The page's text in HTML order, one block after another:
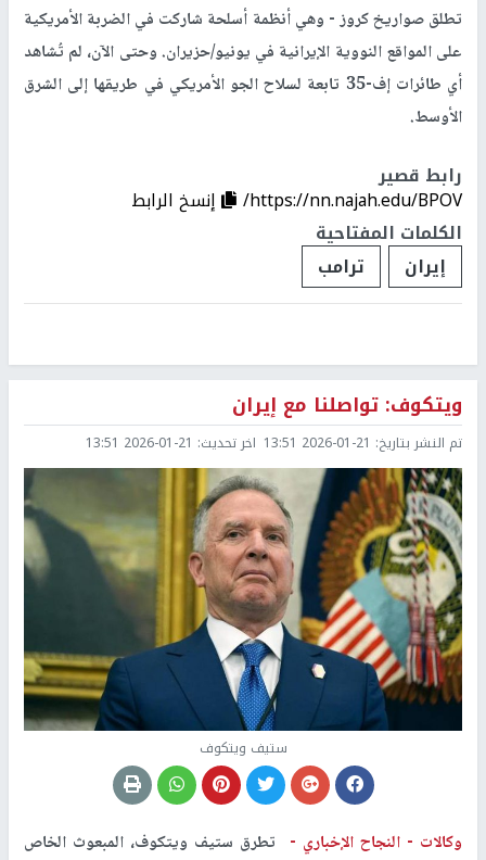
تطلق صواريخ كروز - وهي أنظمة أسلحة شاركت في الضربة الأمريكية
على المواقع النووية الإيرانية في يونيو/حزيران. وحتى الآن، لم تُشاهد
أي طائرات إف-35 تابعة لسلاح الجو الأمريكي في طريقها إلى الشرق
الأوسط.
رابط قصير
https://nn.najah.edu/BPOV/
إنسخ الرابط
الكلمات المفتاحية
إيران
ترامب
ويتكوف: تواصلنا مع إيران
تم النشر بتاريخ: 2026-01-21 13:51 اخر تحديث: 2026-01-21 13:51
ستيف ويتكوف
وكالات -النجاح الإخباري - تطرق ستيف ويتكوف، المبعوث الخاص